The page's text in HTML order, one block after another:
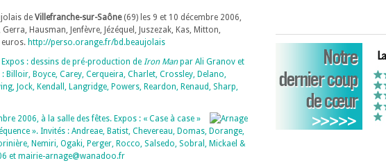
de Villefranche-sur-Saône(69) les 9 et 10 décembre 2006,
Hausman, Jenfèvre, Jézéquel, Juszezak, Kas, Mitton,
euros. http://perso.orange.fr/bd.beaujolais
: dessins de pré-production de Iron Manpar Ali Granov et
Billoir, Boyce, Carey, Cerqueira, Charlet, Crossley, Delano,
Jock, Kendall, Langridge, Powers, Reardon, Renaud, Sharp,
2006, à la salle des fêtes. Expos : « Case à case »
». Invités : Andreae, Batist, Chevereau, Domas, Dorange,
Nemiri, Ogaki, Perger, Rocco, Salsedo, Sobral, Mickael &
et mairie-arnage@wanadoo.fr